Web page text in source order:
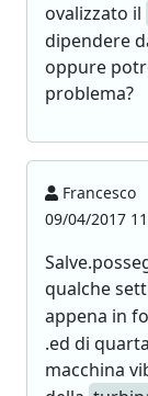
ovalizzato il
dipendere
oppure
problema?
Francesco
09/04/2017
qualche
appena in
.ed di
macchina